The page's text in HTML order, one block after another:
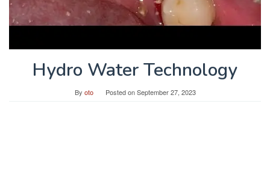
Hydro Water Technology
By oto Posted onSeptember 27, 2023